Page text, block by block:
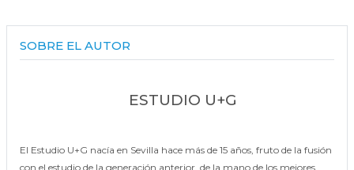
SOBRE EL AUTOR
ESTUDIO U+G
El Estudio U+G nacía en Sevilla hace más de 15 años, fruto de la fusión
con el estudio de la generación anterior, de la mano de los mejores